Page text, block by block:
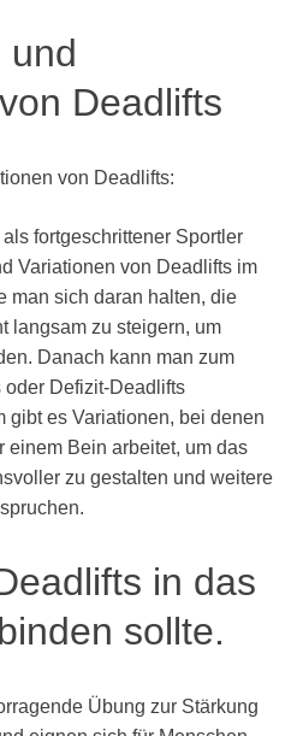
und
Deadlifts
von Deadlifts:
fortgeschrittener Sportler
Variationen von Deadlifts im
man sich daran halten, die
langsam zu steigern, um
Danach kann man zum
Defizit-Deadlifts
gibt es Variationen, bei denen
einem Bein arbeitet, um das
zu gestalten und weitere
in das
sollte.
Übung zur Stärkung